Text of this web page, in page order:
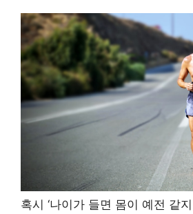
혹시 ‘나이가 들면 몸이 예전 같